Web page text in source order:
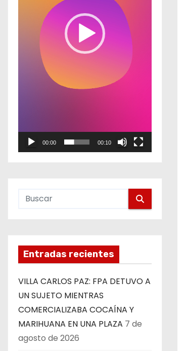
d
00:00 00:10
Entradas recientes
VILLA CARLOS PAZ: FPA DETUVO A
UN SUJETO MIENTRAS
COMERCIALIZABA COCAÍNA Y
MARIHUANA EN UNA PLAZA 7 de
agosto de 2026